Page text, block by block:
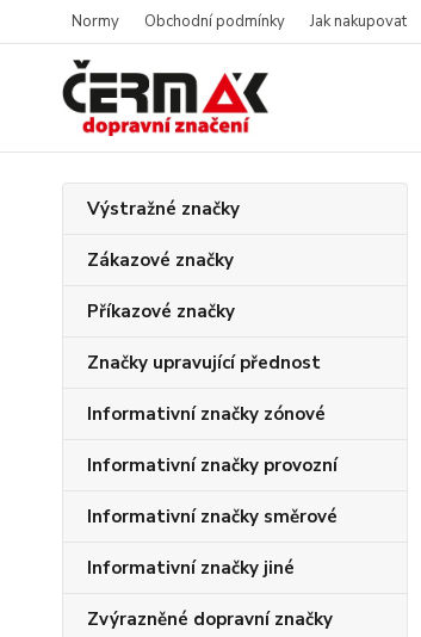
Normy Obchodní podmínky Jak nakupovat
Výstražné značky
Zákazové značky
Příkazové značky
Značky upravující přednost
Informativní značky zónové
Informativní značky provozní
Informativní značky směrové
Informativní značky jiné
Zvýrazněné dopravní značky